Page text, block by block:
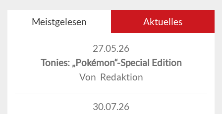
Meistgelesen Aktuelles
27.05.26
Tonies: „Pokémon“-Special Edition
Von Redaktion
30.07.26